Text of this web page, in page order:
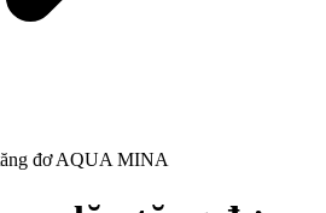
đơ AQUA MINA